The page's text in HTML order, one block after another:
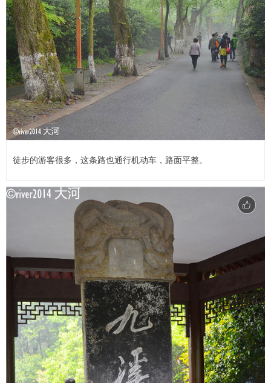
徒步的游客很多，这条路也通行机动车，路面平整。